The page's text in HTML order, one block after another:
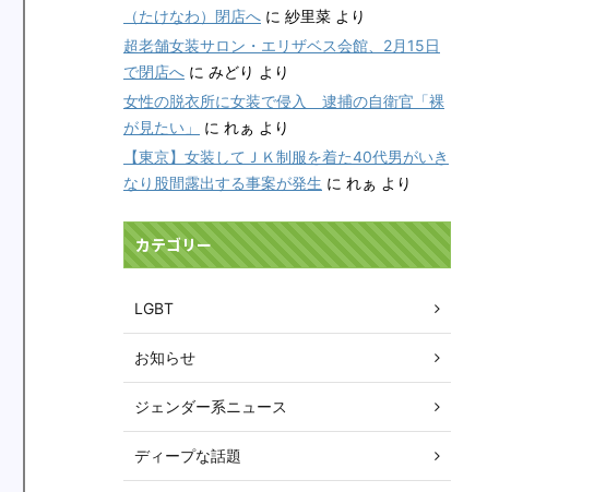
（たけなわ）閉店へ に 紗里菜 より
超老舗女装サロン・エリザベス会館、2月15日
で閉店へ に みどり より
女性の脱衣所に女装で侵入 逮捕の自衛官「裸
が見たい」
に れぁ より
【東京】女装してＪＫ制服を着た40代男がいき
なり股間露出する事案が発生 に れぁ より
カテゴリー
LGBT
お知らせ
ジェンダー系ニュース
ディープな話題